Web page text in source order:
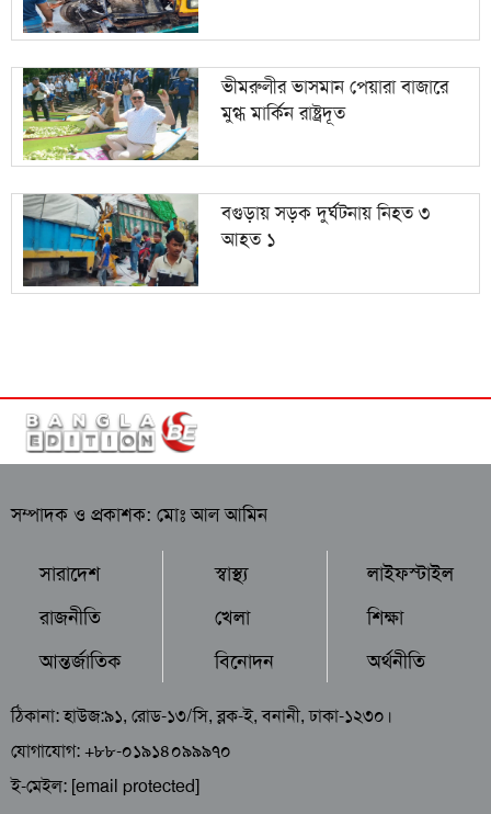
ভীমরুলীর ভাসমান পেয়ারা বাজারে
মুগ্ধ মার্কিন রাষ্ট্রদূত
বগুড়ায় সড়ক দুর্ঘটনায় নিহত ৩
আহত ১
সম্পাদক ও প্রকাশক: মোঃ আল আমিন
সারাদেশ
রাজনীতি
আন্তর্জাতিক
স্বাস্থ্য
খেলা
বিনোদন
লাইফস্টাইল
শিক্ষা
অর্থনীতি
ঠিকানা: হাউজ:৯১, রোড-১৩/সি, ব্লক-ই, বনানী, ঢাকা-১২৩০।
যোগাযোগ: +৮৮-০১৯১৪০৯৯৯৭০
ই-মেইল: [email protected]